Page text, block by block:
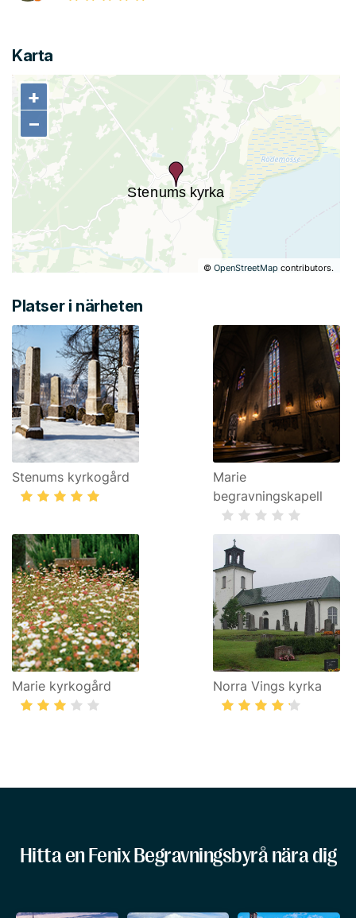
Karta
+
−
©OpenStreetMap contributors.
+
−
Platser i närheten
Stenums kyrkogård
Marie
begravningskapell
Marie kyrkogård Norra Vings kyrka
Hitta en Fenix Begravningsbyrå nära dig